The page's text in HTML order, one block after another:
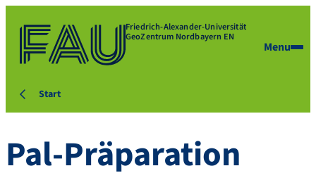
Friedrich-Alexander-Universität
GeoZentrum Nordbayern EN
Menu
Start
Pal-Präparation